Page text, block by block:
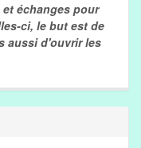
échanges pour
ci, le but est de
aussi d'ouvrir les